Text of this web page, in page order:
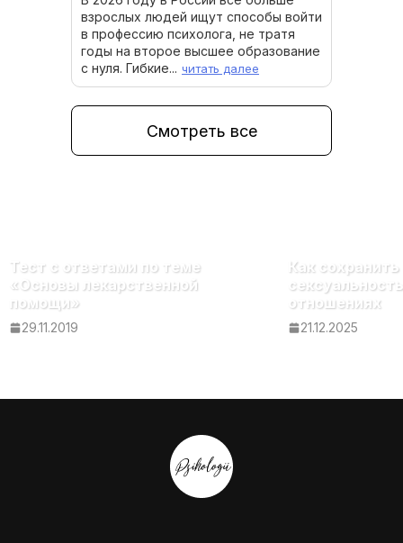
Смотреть все
взрослых людей ищут способы войти
в профессию психолога, не тратя
годы на второе высшее образование
с нуля. Гибкие... читать далее
Тест c ответами по теме
«Основы лекарственной
помощи»
29.11.2019
Как
отношениях
21.12.2025